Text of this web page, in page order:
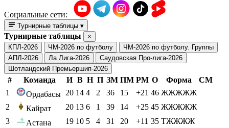
Социальные сети:
Турнирные таблицы ▾
Турнирные таблицы
×
КПЛ-2026
ЧМ-2026 по футболу
ЧМ-2026 по футболу. Группы
АПЛ-2026
Ла Лига-2026
Саудовская Про-лига-2026
Шотландский Премьершип-2026
# Команда И В Н П ЗМ ПМ РМ О Форма
СМ
1
Ордабасы 20 14 4 2 36 15 +21 46 ЖЖЖЖЖ
2
Кайрат 20 13 6 1 39 14 +25 45 ЖЖЖЖЖ
3
Астана 19 10 5 4 31 20 +11 35 ТЖЖЖЖ